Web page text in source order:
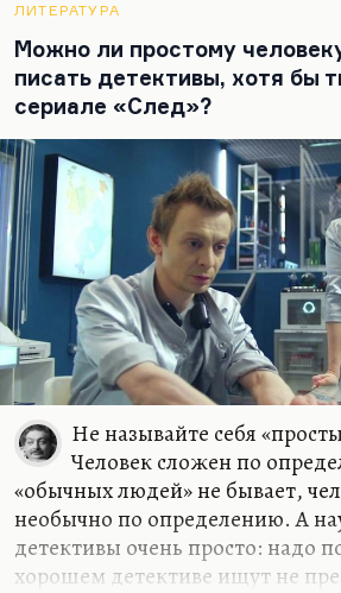
атмосферу, за потрясающие
таинственного. Как вот,
белым лицом». Большая часть
кстати, имеют
в медузе, которую звали
этом…
ЛИТЕРАТУРА
Можно ли простому
писать детективы, хотя бы
сериале «След»?
Не называйте себя
Человек сложен по
«обычных людей» не бывает,
необычно по определению. А
детективы очень просто: надо
хорошем детективе ищут не